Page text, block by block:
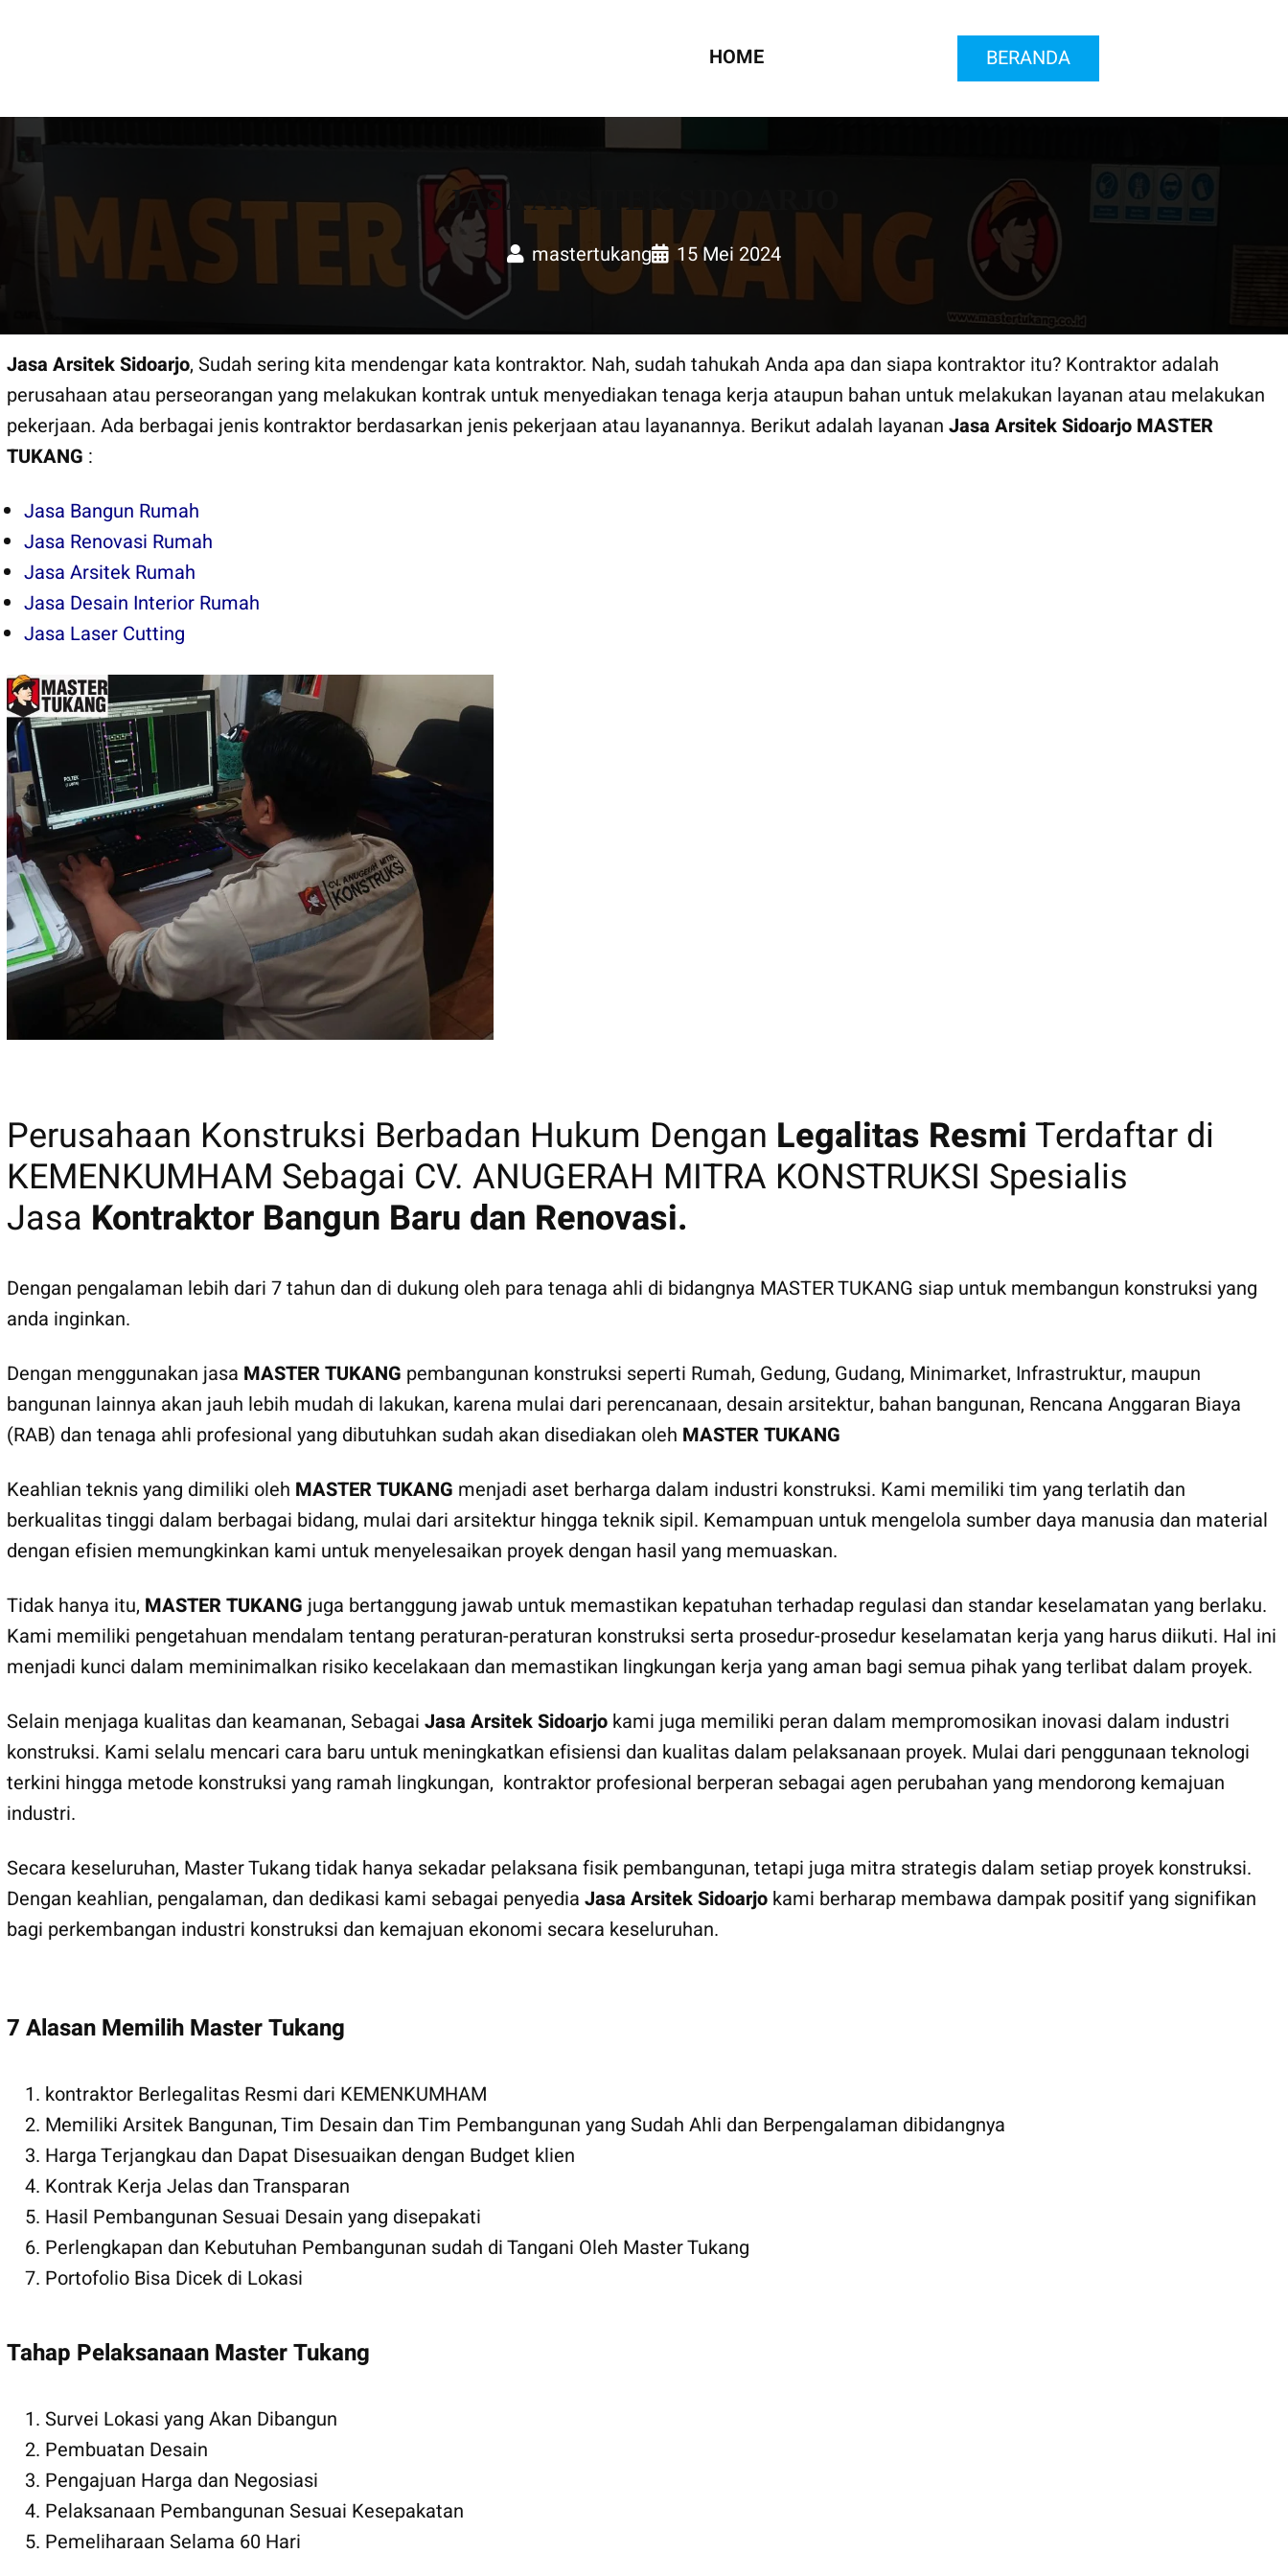
HOME BERANDA
JASA ARSITEK SIDOARJO
mastertukang 15 Mei 2024
Jasa Arsitek Sidoarjo, Sudah sering kita mendengar kata kontraktor. Nah, sudah tahukah Anda apa dan siapa kontraktor itu? Kontraktor adalah
perusahaan atau perseorangan yang melakukan kontrak untuk menyediakan tenaga kerja ataupun bahan untuk melakukan layanan atau melakukan
pekerjaan. Ada berbagai jenis kontraktor berdasarkan jenis pekerjaan atau layanannya. Berikut adalah layananJasa Arsitek Sidoarjo MASTER
TUKANG :
Jasa Bangun Rumah
Jasa Renovasi Rumah
Jasa Arsitek Rumah
Jasa Desain Interior Rumah
Jasa Laser Cutting
Perusahaan Konstruksi Berbadan Hukum Dengan Legalitas ResmiTerdaftar di
KEMENKUMHAM Sebagai CV. ANUGERAH MITRA KONSTRUKSI Spesialis
Jasa Kontraktor Bangun Baru dan Renovasi.
Dengan pengalaman lebih dari 7 tahun dan di dukung oleh para tenaga ahli di bidangnya MASTER TUKANG siap untuk membangun konstruksi yang
anda inginkan.
Dengan menggunakan jasa MASTER TUKANG pembangunan konstruksi seperti Rumah, Gedung, Gudang, Minimarket, Infrastruktur, maupun
bangunan lainnya akan jauh lebih mudah di lakukan, karena mulai dari perencanaan, desain arsitektur, bahan bangunan, Rencana Anggaran Biaya
(RAB) dan tenaga ahli profesional yang dibutuhkan sudah akan disediakan oleh MASTER TUKANG
Keahlian teknis yang dimiliki oleh MASTER TUKANG menjadi aset berharga dalam industri konstruksi. Kami memiliki tim yang terlatih dan
berkualitas tinggi dalam berbagai bidang, mulai dari arsitektur hingga teknik sipil. Kemampuan untuk mengelola sumber daya manusia dan material
dengan efisien memungkinkan kami untuk menyelesaikan proyek dengan hasil yang memuaskan.
Tidak hanya itu, MASTER TUKANG juga bertanggung jawab untuk memastikan kepatuhan terhadap regulasi dan standar keselamatan yang berlaku.
Kami memiliki pengetahuan mendalam tentang peraturan-peraturan konstruksi serta prosedur-prosedur keselamatan kerja yang harus diikuti. Hal ini
menjadi kunci dalam meminimalkan risiko kecelakaan dan memastikan lingkungan kerja yang aman bagi semua pihak yang terlibat dalam proyek.
Selain menjaga kualitas dan keamanan, SebagaiJasa Arsitek Sidoarjo kami juga memiliki peran dalam mempromosikan inovasi dalam industri
konstruksi. Kami selalu mencari cara baru untuk meningkatkan efisiensi dan kualitas dalam pelaksanaan proyek. Mulai dari penggunaan teknologi
terkini hingga metode konstruksi yang ramah lingkungan, kontraktor profesional berperan sebagai agen perubahan yang mendorong kemajuan
industri.
Secara keseluruhan, Master Tukang tidak hanya sekadar pelaksana fisik pembangunan, tetapi juga mitra strategis dalam setiap proyek konstruksi.
Dengan keahlian, pengalaman, dan dedikasi kami sebagai penyediaJasa Arsitek Sidoarjo kami berharap membawa dampak positif yang signifikan
bagi perkembangan industri konstruksi dan kemajuan ekonomi secara keseluruhan.
7 Alasan Memilih Master Tukang
kontraktor Berlegalitas Resmi dari KEMENKUMHAM
Memiliki Arsitek Bangunan, Tim Desain dan Tim Pembangunan yang Sudah Ahli dan Berpengalaman dibidangnya
Harga Terjangkau dan Dapat Disesuaikan dengan Budget klien
Kontrak Kerja Jelas dan Transparan
Hasil Pembangunan Sesuai Desain yang disepakati
Perlengkapan dan Kebutuhan Pembangunan sudah di Tangani Oleh Master Tukang
Portofolio Bisa Dicek di Lokasi
Tahap Pelaksanaan Master Tukang
Survei Lokasi yang Akan Dibangun
Pembuatan Desain
Pengajuan Harga dan Negosiasi
Pelaksanaan Pembangunan Sesuai Kesepakatan
Pemeliharaan Selama 60 Hari